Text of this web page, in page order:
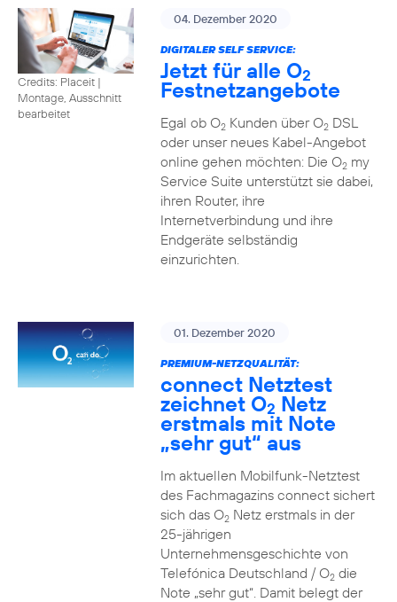
Credits: Placeit |
Montage, Ausschnitt
bearbeitet
04. Dezember 2020
DIGITALER SELF SERVICE:
Jetzt für alle O2
Festnetzangebote
Egal ob O2Kunden über O2DSL
oder unser neues Kabel-Angebot
online gehen möchten: Die O2my
Service Suite unterstützt sie dabei,
ihren Router, ihre
Internetverbindung und ihre
Endgeräte selbständig
einzurichten.
01. Dezember 2020
PREMIUM-NETZQUALITÄT:
connect Netztest
zeichnet O2 Netz
erstmals mit Note
„sehr gut“ aus
Im aktuellen Mobilfunk-Netztest
des Fachmagazins connect sichert
sich das O2Netz erstmals in der
25-jährigen
Unternehmensgeschichte von
Telefónica Deutschland / O2die
Note „sehr gut“. Damit belegt der